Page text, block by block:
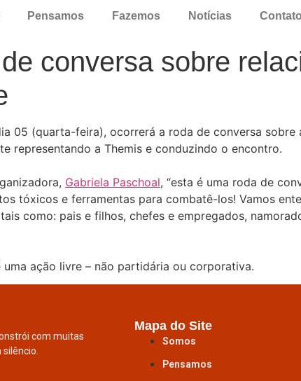
Pensamos Fazemos Notícias Contato
conversa sobre
05 (quarta-feira), ocorrerá a roda de conversa
representando a Themis e conduzindo o encontro.
Gabriela Paschoal, “esta é uma roda de
tóxicos e ferramentas para combatê-los! Vamos
como: pais e filhos, chefes e empregados,
uma ação livre – não partidária ou corporativa.
com muitas
silêncio.
Mapa do Site
Somos
Pensamos